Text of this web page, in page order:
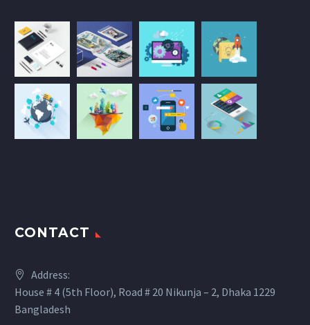
CONTACT
Address:
House # 4 (5th Floor), Road # 20 Nikunja – 2, Dhaka 1229
Bangladesh